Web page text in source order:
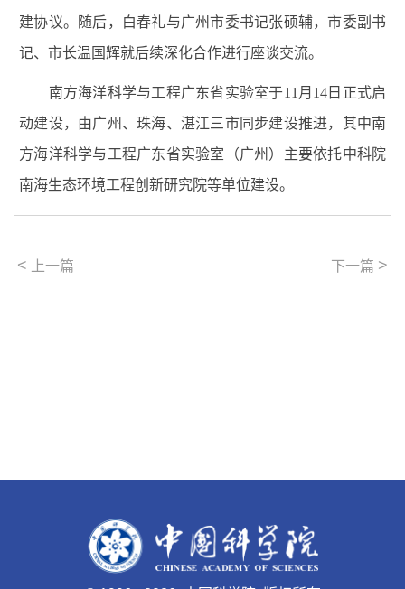
建协议。随后，白春礼与广州市委书记张硕辅，市委副书
记、市长温国辉就后续深化合作进行座谈交流。
南方海洋科学与工程广东省实验室于11 月 14 日正式启
动建设，由广州、珠海、湛江三市同步建设推进，其中南
方海洋科学与工程广东省实验室（广州）主要依托中科院
南海生态环境工程创新研究院等单位建设。
< 上一篇 下一篇 >